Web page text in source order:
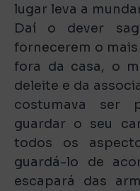
lugar leva a
Daí o dever
fornecerem o
fora da casa, o
deleite e da
costumava ser
guardar o seu
todos os
guardá-lo de
escapará das